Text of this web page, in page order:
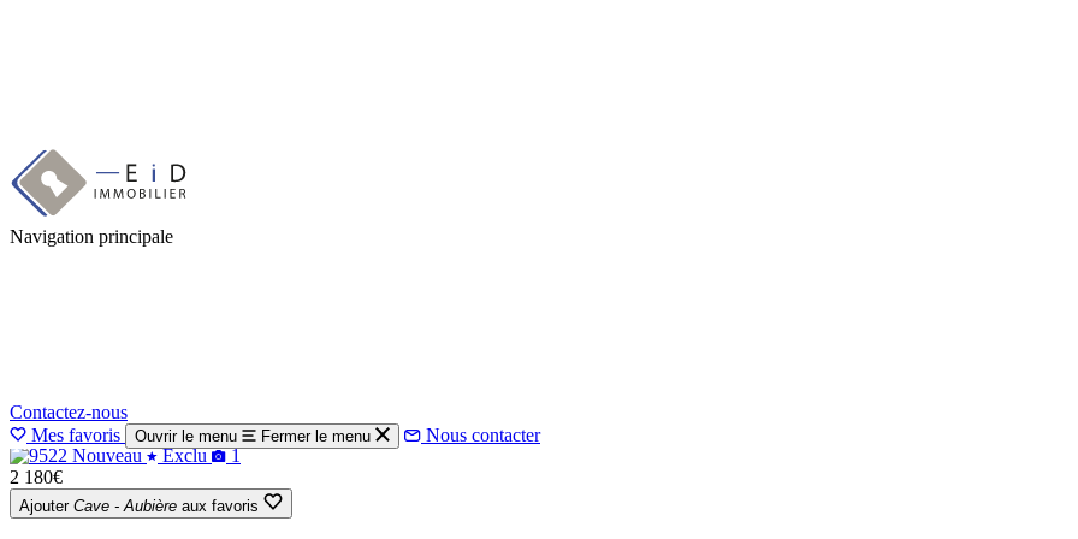
contenu
principal
Navigation principale
Contactez-nous
Mes favoris
Ouvrir le menu Fermer le menu Nous contacter
Accueil
Nos biens à vendre
Votre prochain lieu de vie
9résultats Filtrez et classez les résultats
Nouveau Exclu
1
2 180€
Ajouter Cave - Aubière aux favoris